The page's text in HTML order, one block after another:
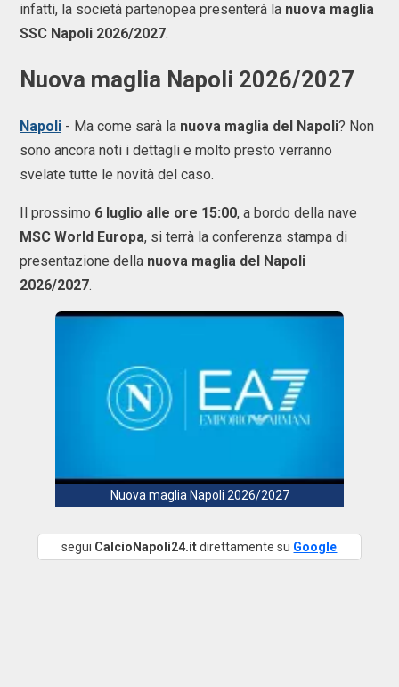
infatti, la società partenopea presenterà la nuova maglia
SSC Napoli 2026/2027.
Nuova maglia Napoli 2026/2027
Napoli - Ma come sarà la nuova maglia del Napoli? Non
sono ancora noti i dettagli e molto presto verranno
svelate tutte le novità del caso.
Il prossimo 6 luglio alle ore 15:00, a bordo della nave
MSC World Europa, si terrà la conferenza stampa di
presentazione della nuova maglia del Napoli
2026/2027.
Nuova maglia Napoli 2026/2027
segui CalcioNapoli24.itdirettamente su Google